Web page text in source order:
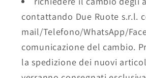
contattando Due Ruote s.r.l.
mail/Telefono/WhatsApp/
comunicazione del cambio.
la spedizione dei nuovi